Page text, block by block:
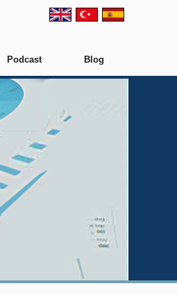
Podcast Blog